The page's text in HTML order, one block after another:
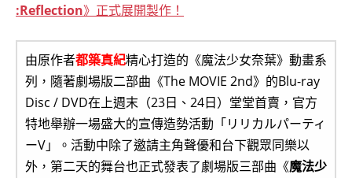
:Reflection》正式展開製作！
由原作者都築真紀精心打造的《魔法少女奈葉》動畫系
列，隨著劇場版二部曲《The MOVIE 2nd》的Blu-ray
Disc / DVD在上週末（23日、24日）堂堂首賣，官方
特地舉辦一場盛大的宣傳造勢活動「リリカルパーティ
ーV」。活動中除了邀請主角聲優和台下觀眾同樂以
外，第二天的舞台也正式發表了劇場版三部曲《魔法少